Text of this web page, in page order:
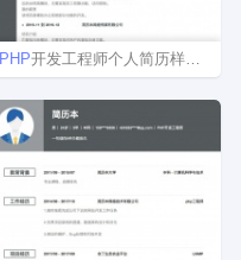
PHP开发工程师个人简历样本范文